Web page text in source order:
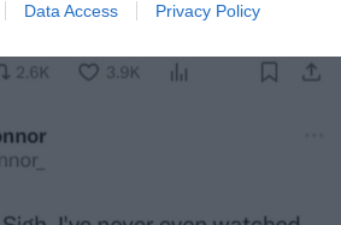
Data Access Privacy Policy